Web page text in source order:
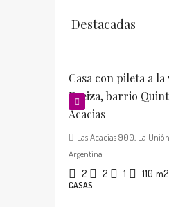
Destacadas
Casa con pileta a
Ezeiza, barrio
Acacias
Las Acacias 900, La
Argentina
2 2 1 110 m2
CASAS